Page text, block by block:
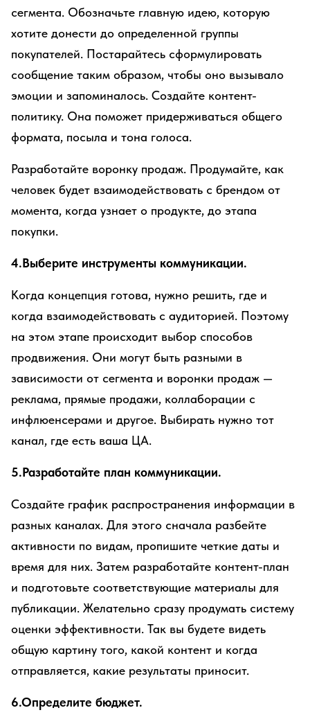
сегмента. Обозначьте главную идею, которую
хотите донести до определенной группы
покупателей. Постарайтесь сформулировать
сообщение таким образом, чтобы оно вызывало
эмоции и запоминалось. Создайте контент-
политику. Она поможет придерживаться общего
формата, посыла и тона голоса.
Разработайте воронку продаж. Продумайте, как
человек будет взаимодействовать с брендом от
момента, когда узнает о продукте, до этапа
покупки.
4.Выберите инструменты коммуникации.
Когда концепция готова, нужно решить, где и
когда взаимодействовать с аудиторией. Поэтому
на этом этапе происходит выбор способов
продвижения. Они могут быть разными в
зависимости от сегмента и воронки продаж —
реклама, прямые продажи, коллаборации с
инфлюенсерами и другое. Выбирать нужно тот
канал, где есть ваша ЦА.
5.Разработайте план коммуникации.
Создайте график распространения информации в
разных каналах. Для этого сначала разбейте
активности по видам, пропишите четкие даты и
время для них. Затем разработайте контент-план
и подготовьте соответствующие материалы для
публикации. Желательно сразу продумать систему
оценки эффективности. Так вы будете видеть
общую картину того, какой контент и когда
отправляется, какие результаты приносит.
6.Определите бюджет.